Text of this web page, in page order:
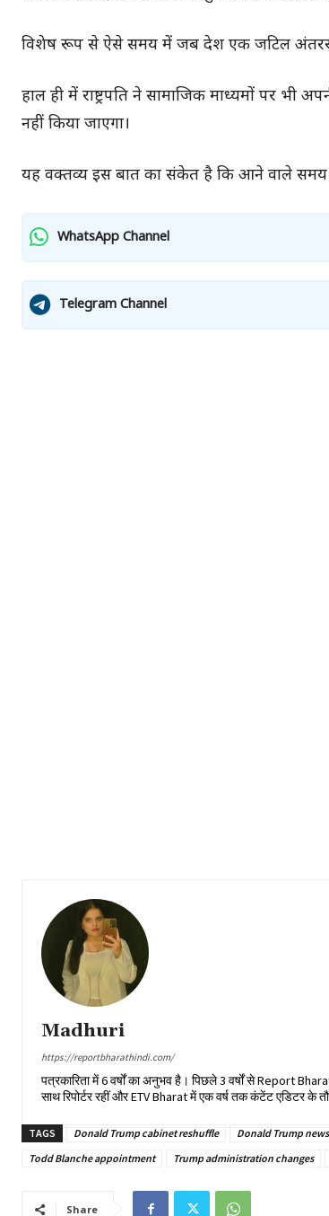
विशेष रूप से ऐसे समय में जब देश एक जटिल
हाल ही में राष्ट्रपति ने सामाजिक माध्यमों पर भी
नहीं किया जाएगा।
यह वक्तव्य इस बात का संकेत है कि आने वाले
WhatsApp Channel
Telegram Channel
Madhuri
https://reportbharathindi.com/
पत्रकारिता में 6 वर्षों का अनुभव है। पिछले 3 वर्षों से Report
साथ रिपोर्टर रहीं और ETV Bharat में एक वर्ष तक कंटेंट
TAGS Donald Trump cabinet reshuffle Donald Trump
Todd Blanche appointment
Trump administration changes
Share